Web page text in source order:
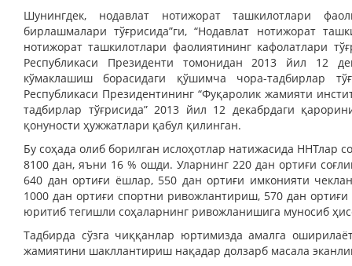
Шунингдек, нодавлат нотижорат ташкилотлари
бирлашмалари тўғрисида”ги, “Нодавлат нотижорат
нотижорат ташкилотлари фаолиятининг кафолатлари
Республикаси Президенти томонидан 2013 йил 12
кўмаклашиш борасидаги қўшимча чора-тадбирлар
Республикаси Президентининг “Фуқаролик жамияти
тадбирлар тўғрисида” 2013 йил 12 декабрдаги
қонуности ҳужжатлари қабул қилинган.
Бу соҳада олиб борилган ислоҳотлар натижасида ННТлар
8100 дан, яъни 16 % ошди. Уларнинг 220 дан ортиғи
640 дан ортиғи ёшлар, 550 дан ортиғи имконияти
1000 дан ортиғи спортни ривожлантириш, 570 дан
юритиб тегишли соҳаларнинг ривожланишига муносиб
Тадбирда сўзга чиққанлар юртимизда амалга
жамиятини шакллантириш нақадар долзарб масала